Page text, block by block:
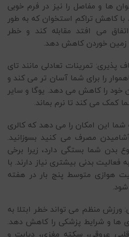
ها و مفاصل را نیز در فرم خوبی
با کاهش تراکم استخوان که به طور
می افتد مقابله کند و خطر
زمین خوردن کاهش دهد.
تمرینات تعادلی مانند تای
را برای شما آسان تر می کند و
را کاهش می دهد. یوگا و سایر
کمک می کند تا نرم بماند.
این امکان را می دهد که کالری
مصرف می کنید بسوزانید.
بدن شما بستگی دارد، زیرا برخی
فعالیت بدنی بیشتری نیاز دارند. با
فعالیت هوازی متوسط پنج بار در هفته
شود.
منظم می تواند خطر ابتلا به
ها و شرایط پزشکی را کاهش دهد.
عروقی، سکته مغزی، دیابت و